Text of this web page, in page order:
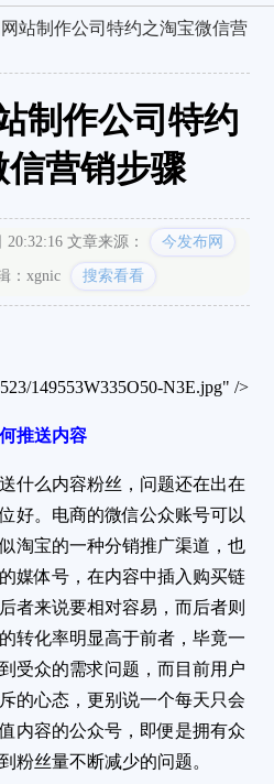
站制作公司特约之淘宝微信营
制作公司特约
信营销步骤
20:32:16 文章来源： 今发布网
：xgnic 搜索看看
149553W335O50-N3E.jpg" />
推送内容
什么内容粉丝，问题还在出在
好。电商的微信公众账号可以
淘宝的一种分销推广渠道，也
媒体号，在内容中插入购买链
者来说要相对容易，而后者则
转化率明显高于前者，毕竟一
受众的需求问题，而目前用户
的心态，更别说一个每天只会
内容的公众号，即便是拥有众
粉丝量不断减少的问题。